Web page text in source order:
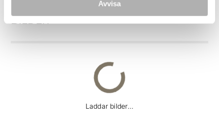
Avvisa
BILDER
Laddar bilder...